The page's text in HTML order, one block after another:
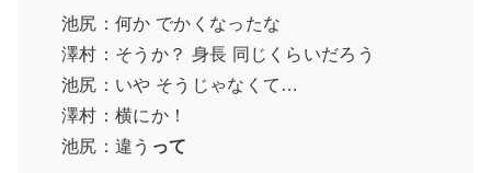
池尻：何か でかくなったな
澤村：そうか？ 身長 同じくらいだろう
池尻：いや そうじゃなくて…
澤村：横にか！
池尻：違う って